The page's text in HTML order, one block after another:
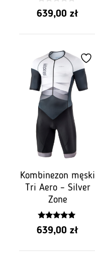
0
z
639,00 zł
Kombinezon męski
Tri Aero – Silver
Zone
4.75
z 5
639,00 zł